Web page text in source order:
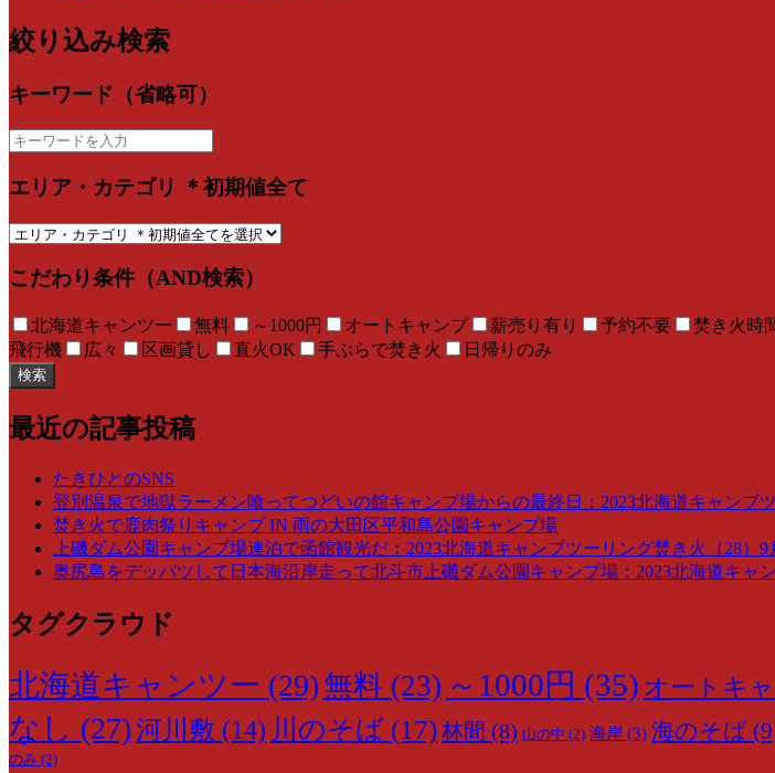
絞り込み検索
キーワード（省略可）
エリア・カテゴリ ＊初期値全て
こだわり条件（AND検索）
北海道キャンツー 無料 ～1000円 オートキャンプ 薪売り有り 予約不要 焚き火時
飛行機
広々 区画貸し 直火OK 手ぶらで焚き火 日帰りのみ
検索
最近の記事投稿
たきひとのSNS
登別温泉で地獄ラーメン喰ってつどいの館キャンプ場からの最終日：2023北海道キャンプ
焚き火で鹿肉祭りキャンプ IN 雨の大田区平和島公園キャンプ場
上磯ダム公園キャンプ場連泊で函館観光だ：2023北海道キャンプツーリング焚き火（28）9
奥尻島をデッパツして日本海沿岸走って北斗市上磯ダム公園キャンプ場：2023北海道キャ
タグクラウド
北海道キャンツー (29)無料 (23) ～1000円 (35) オートキ
なし (27)河川敷 (14) 川のそば (17)林間 (8) 山の中 (2) 海岸 (3) 海のそば
のみ (2)